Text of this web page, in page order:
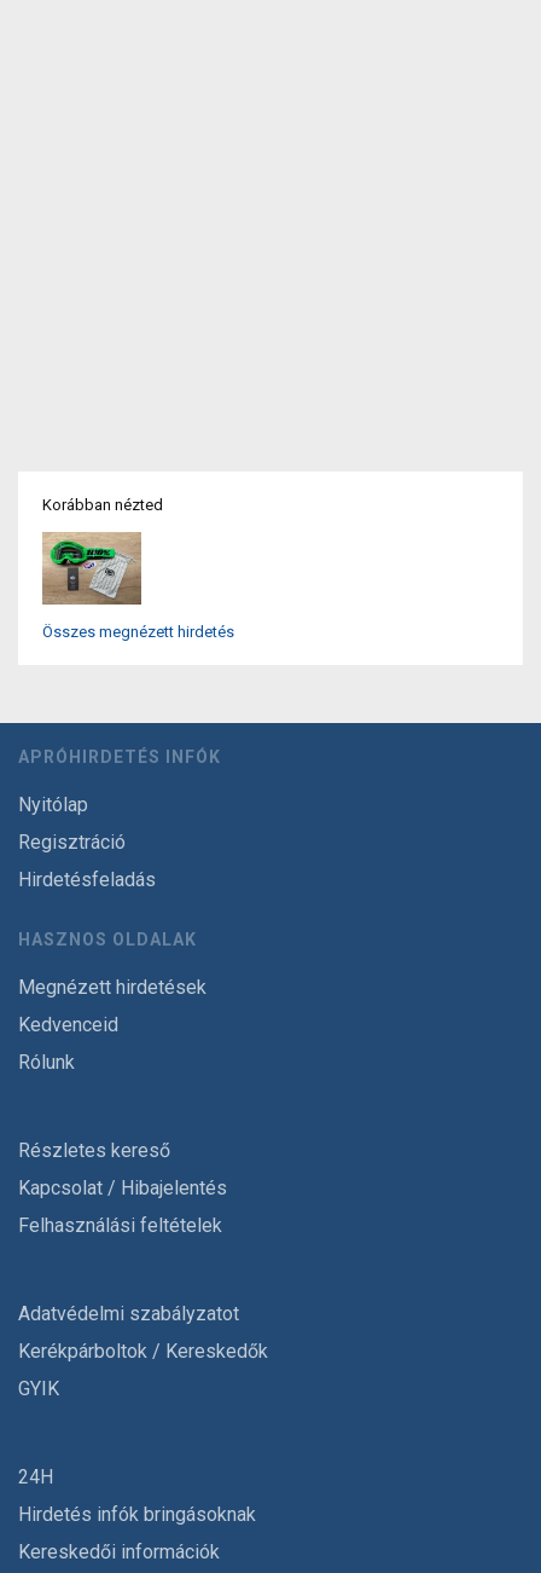
Korábban nézted
Összes megnézett hirdetés
APRÓHIRDETÉS INFÓK
Nyitólap
Regisztráció
Hirdetésfeladás
HASZNOS OLDALAK
Megnézett hirdetések
Kedvenceid
Rólunk
Részletes kereső
Kapcsolat / Hibajelentés
Felhasználási feltételek
Adatvédelmi szabályzatot
Kerékpárboltok / Kereskedők
GYIK
24H
Hirdetés infók bringásoknak
Kereskedői információk